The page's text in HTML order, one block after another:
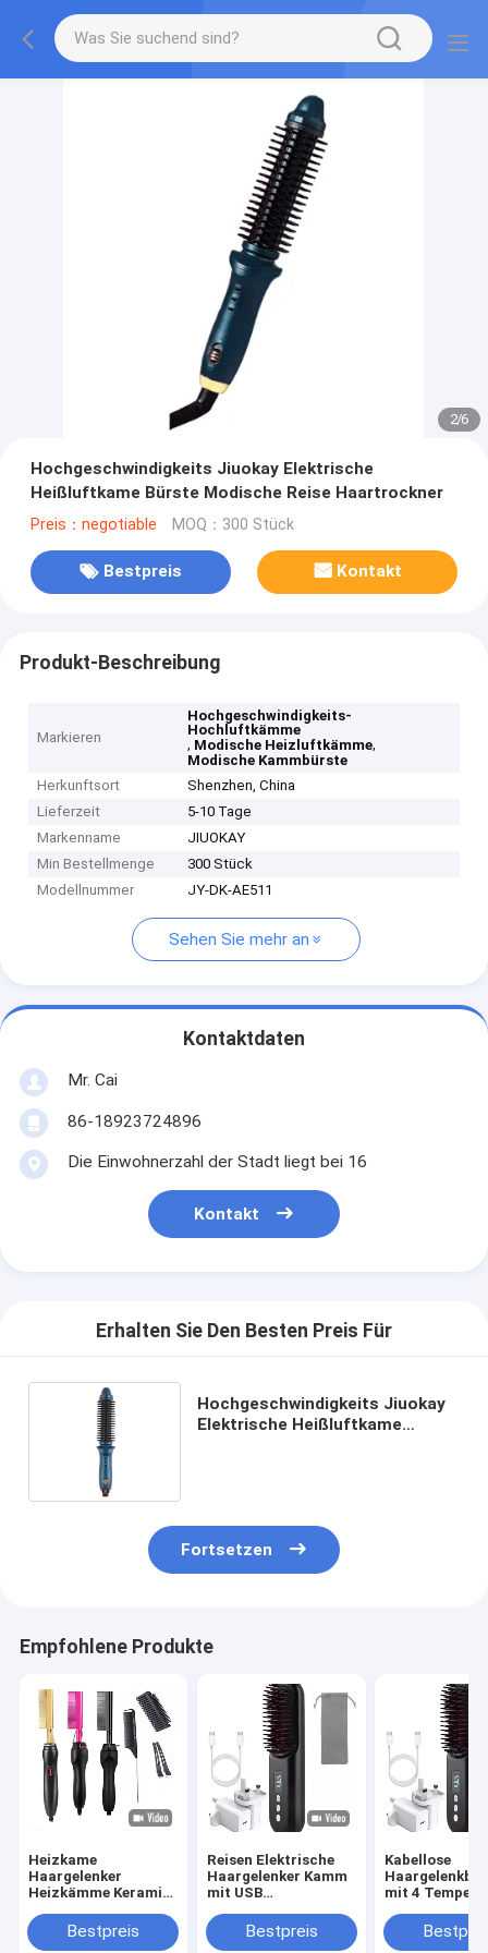
2/6
Hochgeschwindigkeits Jiuokay Elektrische
Heißluftkame Bürste Modische Reise Haartrockner
Preis：negotiable MOQ：300 Stück
Bestpreis Kontakt
Produkt-Beschreibung
Markieren
Hochgeschwindigkeits-
Hochluftkämme
, Modische Heizluftkämme,
Modische Kammbürste
Herkunftsort
Shenzhen, China
Lieferzeit
5-10 Tage
Markenname
JIUOKAY
Min Bestellmenge
300 Stück
Modellnummer
JY-DK-AE511
Sehen Sie mehr an
Kontaktdaten
Mr. Cai
86-18923724896
Die Einwohnerzahl der Stadt liegt bei 16
Kontakt
Erhalten Sie Den Besten Preis Für
Hochgeschwindigkeits Jiuokay
Elektrische Heißluftkame
Fortsetzen
Empfohlene Produkte
Heizkame
Haargelenker
Heizkämme Keramik
Kupfer Elektrischer
Heißkame
Bestpreis
Reisen Elektrische
Haargelenker Kamm
mit USB
6 Fuß Schnurlänge
Bestpreis
Kabellose
mit 4
Schnellladung